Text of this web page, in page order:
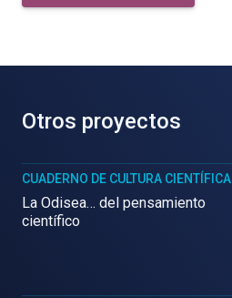
Otros proyectos
CUADERNO DE CULTURA CIENTÍFICA
La Odisea… del pensamiento
científico